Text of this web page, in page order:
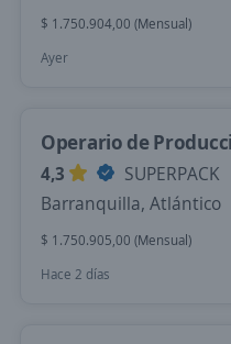
$ 1.750.904,00 (Mensual)
Ayer
Operario de
4,3
SUPERPACK
Barranquilla, Atlántico
$ 1.750.905,00 (Mensual)
Hace 2 días